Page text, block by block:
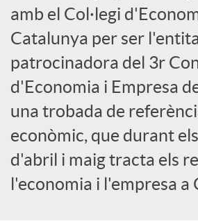
o
c
i
a
l
amb el Col·legi
Catalunya per ser
patrocinadora del 3r
d'Economia i Empresa
una trobada de
econòmic, que durant
d'abril i maig tracta els
l'economia i l'empresa a